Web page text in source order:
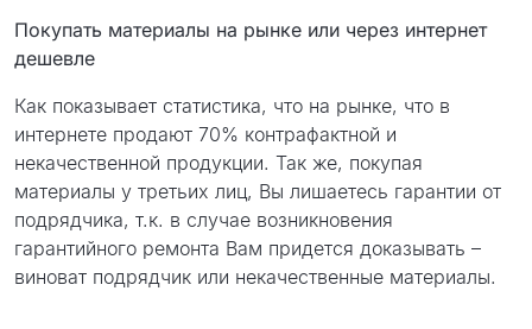
Покупать материалы на рынке или через интернет
дешевле
Как показывает статистика, что на рынке, что в
интернете продают 70% контрафактной и
некачественной продукции. Так же, покупая
материалы у третьих лиц, Вы лишаетесь гарантии от
подрядчика, т.к. в случае возникновения
гарантийного ремонта Вам придется доказывать –
виноват подрядчик или некачественные материалы.